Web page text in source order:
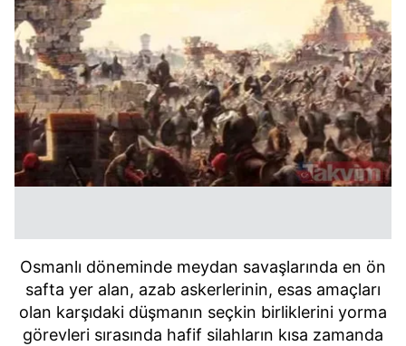
Osmanlı döneminde meydan savaşlarında en ön
safta yer alan, azab askerlerinin, esas amaçları
olan karşıdaki düşmanın seçkin birliklerini yorma
görevleri sırasında hafif silahların kısa zamanda